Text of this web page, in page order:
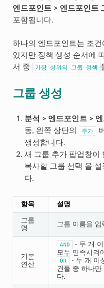
엔드포인트 > 엔드포인트
포함됩니다.
하나의 엔드포인트는 조
있지만 정책 생성 순서에
서 중
가장 상위의 그룹 정책
그룹 생성
분석 > 엔드포인트 >
동, 왼쪽 상단의
추가
생성합니다.
새 그룹 추가 팝업창이
복사할 그룹 선택 을 설
다.
항목 설명
그룹
명
그룹 이름을 입
기본
연산
AND
- 두 개
모두 만족시켜
OR
- 두 개 이
건들 중 하나만
다.